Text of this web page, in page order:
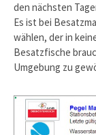
den nächsten
Es ist bei
wählen, der in
Besatzfische
Umgebung zu